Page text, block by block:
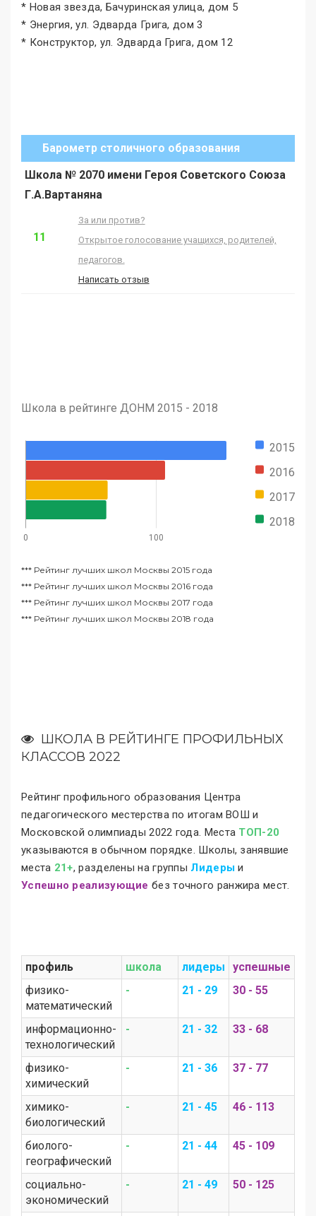
* Новая звезда, Бачуринская улица, дом 5
* Энергия, ул. Эдварда Грига, дом 3
* Конструктор, ул. Эдварда Грига, дом 12
Барометр столичного образования
Школа № 2070 имени Героя Советского Союза
Г.А.Вартаняна
11
За или против?
Открытое голосование учащихся, родителей,
педагогов.
Написать отзыв
Школа в рейтинге ДОНМ 2015 - 2018
2015
2016
2017
2018
0 100
*** Рейтинг лучших школ Москвы 2015 года
*** Рейтинг лучших школ Москвы 2016 года
*** Рейтинг лучших школ Москвы 2017 года
*** Рейтинг лучших школ Москвы 2018 года
ШКОЛА В РЕЙТИНГЕ ПРОФИЛЬНЫХ
КЛАССОВ 2022
Рейтинг профильного образования Центра
педагогического местерства по итогам ВОШ и
Московской олимпиады 2022 года. Места ТОП-20
указываются в обычном порядке. Школы, занявшие
места 21+, разделены на группы Лидеры и
Успешно реализующие без точного ранжира мест.
профиль школа лидеры
успешные
физико-
математический
- 21 - 29 30 - 55
информационно-
технологический
- 21 - 32 33 - 68
физико-
химический
- 21 - 36 37 - 77
химико-
биологический
- 21 - 45 46 - 113
биолого-
географический
- 21 - 44 45 - 109
социально-
экономический
- 21 - 49 50 - 125